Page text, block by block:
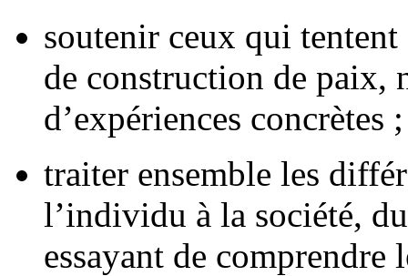
soutenir ceux qui tentent
de construction de paix,
d’expériences concrètes ;
traiter ensemble les
l’individu à la société,
essayant de comprendre